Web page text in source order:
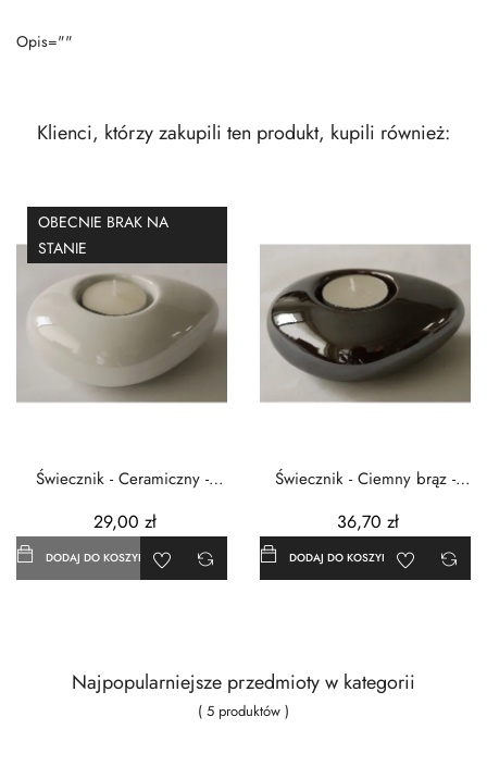
Opis=""
Klienci, którzy zakupili ten produkt, kupili również:
OBECNIE BRAK NA
STANIE
Świecznik - Ceramiczny -
29,00 zł
DODAJ DO KOSZYKA
Świecznik - Ciemny brąz -
36,70 zł
DODAJ DO KOSZYKA
Najpopularniejsze przedmioty w kategorii
( 5 produktów )